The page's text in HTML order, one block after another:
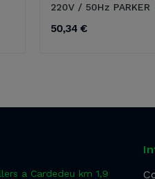
220V / 50Hz PARKER
50,34 €
a Cardedeu km 1,9